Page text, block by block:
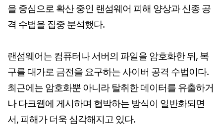
을 중심으로 확산 중인 랜섬웨어 피해 양상과 신종 공
격 수법을 집중 분석했다.
랜섬웨어는 컴퓨터나 서버의 파일을 암호화한 뒤, 복
구를 대가로 금전을 요구하는 사이버 공격 수법이다.
최근에는 암호화뿐 아니라 탈취한 데이터를 유출하거
나 다크웹에 게시하며 협박하는 방식이 일반화되면
서, 피해가 더욱 심각해지고 있다.